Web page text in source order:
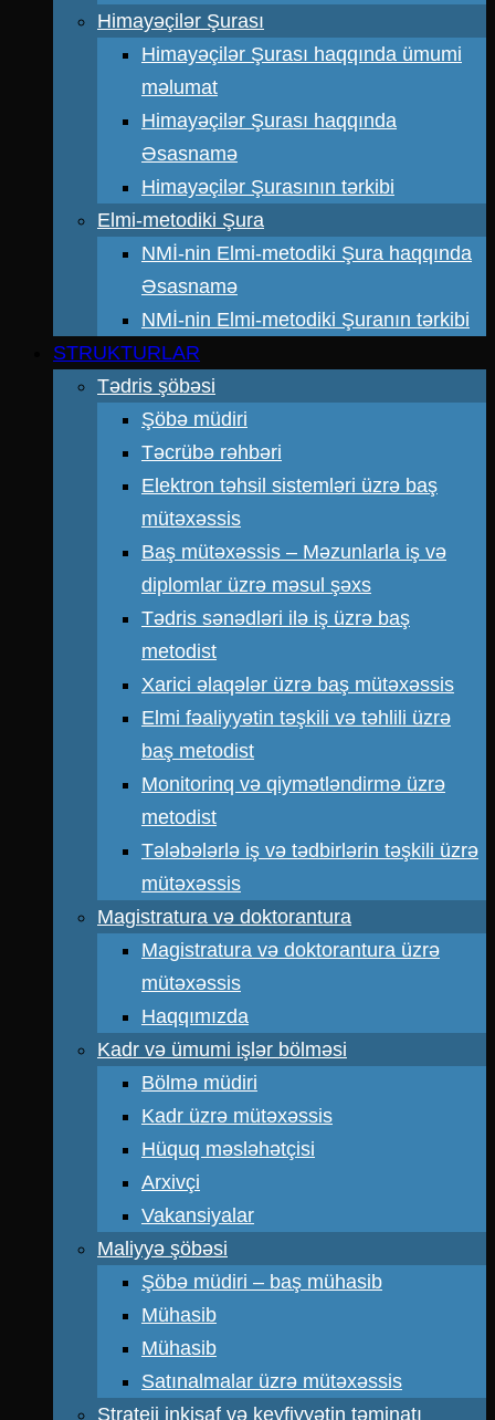
Himayəçilər Şurası
Himayəçilər Şurası haqqında ümumi
məlumat
Himayəçilər Şurası haqqında
Əsasnamə
Himayəçilər Şurasının tərkibi
Elmi-metodiki Şura
NMİ-nin Elmi-metodiki Şura haqqında
Əsasnamə
NMİ-nin Elmi-metodiki Şuranın tərkibi
STRUKTURLAR
Tədris şöbəsi
Şöbə müdiri
Təcrübə rəhbəri
Elektron təhsil sistemləri üzrə baş
mütəxəssis
Baş mütəxəssis – Məzunlarla iş və
diplomlar üzrə məsul şəxs
Tədris sənədləri ilə iş üzrə baş
metodist
Xarici əlaqələr üzrə baş mütəxəssis
Elmi fəaliyyətin təşkili və təhlili üzrə
baş metodist
Monitorinq və qiymətləndirmə üzrə
metodist
Tələbələrlə iş və tədbirlərin təşkili üzrə
mütəxəssis
Magistratura və doktorantura
Magistratura və doktorantura üzrə
mütəxəssis
Haqqımızda
Kadr və ümumi işlər bölməsi
Bölmə müdiri
Kadr üzrə mütəxəssis
Hüquq məsləhətçisi
Arxivçi
Vakansiyalar
Maliyyə şöbəsi
Şöbə müdiri – baş mühasib
Mühasib
Mühasib
Satınalmalar üzrə mütəxəssis
Strateji inkişaf və keyfiyyətin təminatı